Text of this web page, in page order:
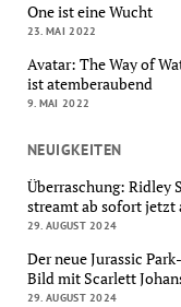
One ist eine Wucht
23. MAI 2022
Avatar: The Way of
ist atemberaubend
9. MAI 2022
NEUIGKEITEN
Überraschung: Ridley
streamt ab sofort jetzt
29. AUGUST 2024
Der neue Jurassic
Bild mit Scarlett
29. AUGUST 2024